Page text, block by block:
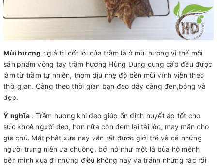
Mùi hương : giá trị cốt lõi của trầm là ở mùi hương vì thế mỗi
sản phẩm vòng tay trầm hương Hùng Dung cung cấp đều được
làm từ trầm tự nhiên, thơm dịu nhẹ độ bền mùi vĩnh viễn theo
thời gian. Càng theo thời gian bạn đeo dây càng đen,bóng và
đẹp.
Ý nghĩa: Trầm hương khi đeo giúp ổn định huyết áp tốt cho
sức khoẻ người đeo, hơn nữa còn đem lại tài lộc, may mắn cho
gia chủ. Mặt phật xưa nay vẫn rất được giới trẻ và cả những
người trung niên ưa chuộng, bởi nó như một lá bùa hộ mệnh
bên mình xua đi những điều không hay và tránh những rắc rối